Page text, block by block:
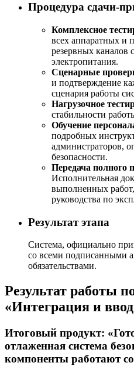
Процедура сдачи-
Комплексное
всех аппаратных и
резервных каналов
электропитания.
Сценарные
и подтверждение
сценария работы
Нагрузочное
стабильности
Обучение
подробных
администраторов,
безопасности.
Передача полного
Исполнительная
выполненных
руководства по
Результат этапа
Система, официально
со всеми подписанными
обязательствами.
Результат работы
«Интеграция и
Итоговый продукт:
отлаженная система
компоненты работают